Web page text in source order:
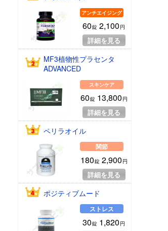
アンチエイジング
60錠 2,100 円
詳細を見る
MF3植物性プラセンタ
ADVANCED
スキンケア
60錠13,800 円
詳細を見る
ペリラオイル
関節
180錠2,900 円
詳細を見る
ポジティブムード
ストレス
30錠 1,820 円